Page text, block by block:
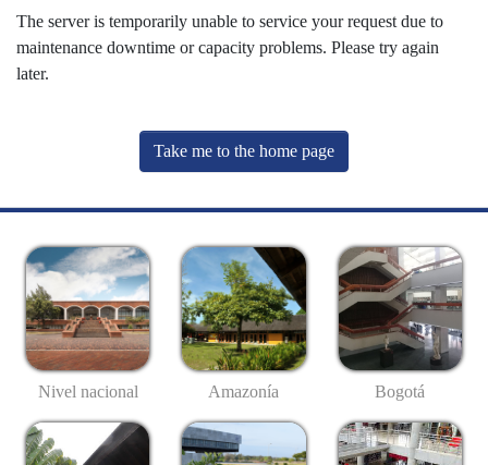
The server is temporarily unable to service your request due to
maintenance downtime or capacity problems. Please try again
later.
Take me to the home page
Nivel nacional Amazonía Bogotá